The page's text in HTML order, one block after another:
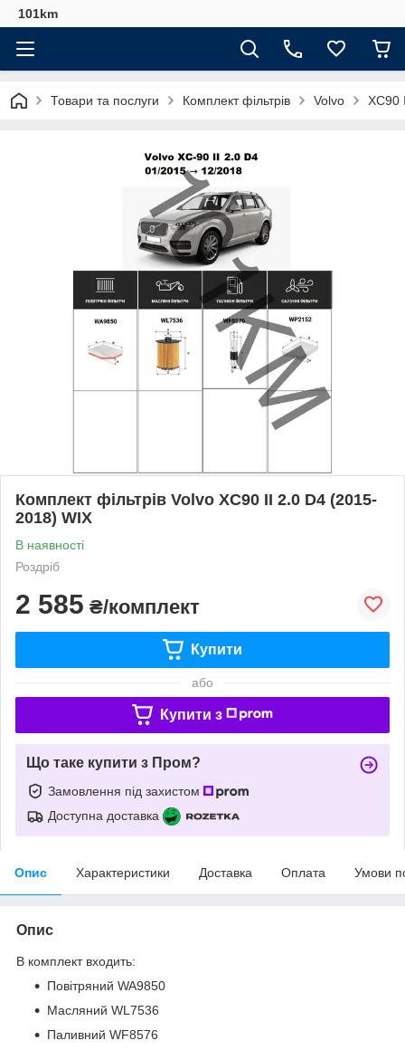
101km
Товари та послуги Комплект фільтрів Volvo XC90
Комплект фільтрів Volvo XC90 II 2.0 D4 (2015-
2018) WIX
В наявності
Роздріб
2 585 ₴/комплект
Купити
або
Купити з
Що таке купити з Пром?
Замовлення під захистом
Доступна доставка
Опис Характеристики Доставка Оплата Умови
Опис
В комплект входить:
Повітряний WA9850
Масляний WL7536
Паливний WF8576